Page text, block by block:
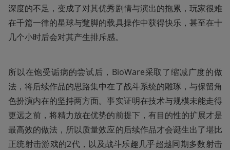
深度的不足，变成了对其优秀剧情与演出的拖累，玩家很难
在千篇一律的星球与蹩脚的载具操作中获得快乐，甚至在十
几个小时后会对其产生排斥感。
所以在饱受诟病的尝试后，BioWare采取了缩减广度的做
法，将后续作品的思路集中在了战斗系统的雕琢，与保留角
色扮演内在的坚持两方面。事实证明在技术与规模未能走得
更远之前，将精力放在优势的前提下，有目的性的扩展才是
最高效的做法，所以质量效应的后续作品才会诞生出了堪比
正统射击游戏的2代，以及战斗乐趣几乎超越同期多数射击